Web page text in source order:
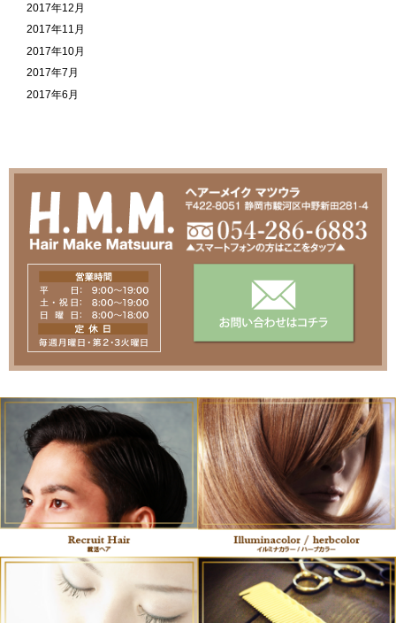
2017年12月
2017年11月
2017年10月
2017年7月
2017年6月